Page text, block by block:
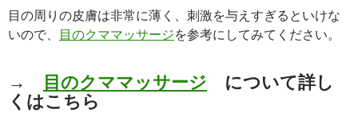
目の周りの皮膚は非常に薄く、刺激を与えすぎるといけな
いので、
目のクママッサージを参考にしてみてください。
→ 目のクママッサージ について詳し
くはこちら